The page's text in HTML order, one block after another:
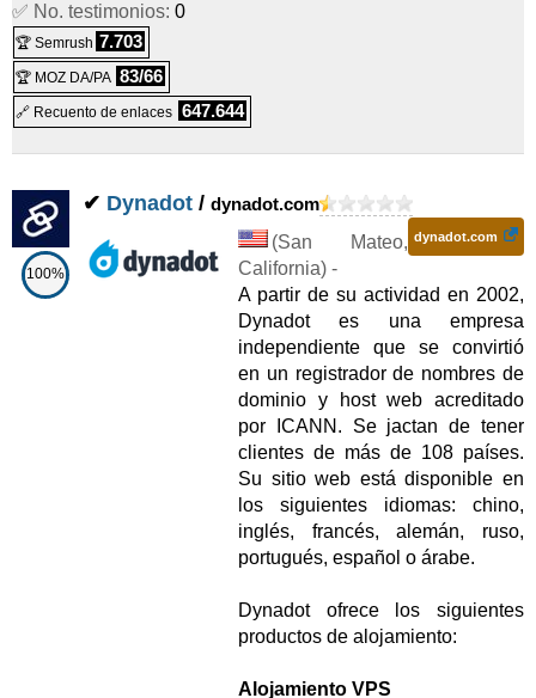
✅ No. testimonios: 0
🏆 Semrush 7.703
🏆 MOZ DA/PA 83/66
🔗 Recuento de enlaces 647.644
100%
✔ Dynadot / dynadot.com
dynadot.com
(San Mateo,
California) -
A partir de su actividad en 2002,
Dynadot es una empresa
independiente que se convirtió
en un registrador de nombres de
dominio y host web acreditado
por ICANN. Se jactan de tener
clientes de más de 108 países.
Su sitio web está disponible en
los siguientes idiomas: chino,
inglés, francés, alemán, ruso,
portugués, español o árabe.
Dynadot ofrece los siguientes
productos de alojamiento:
Alojamiento VPS